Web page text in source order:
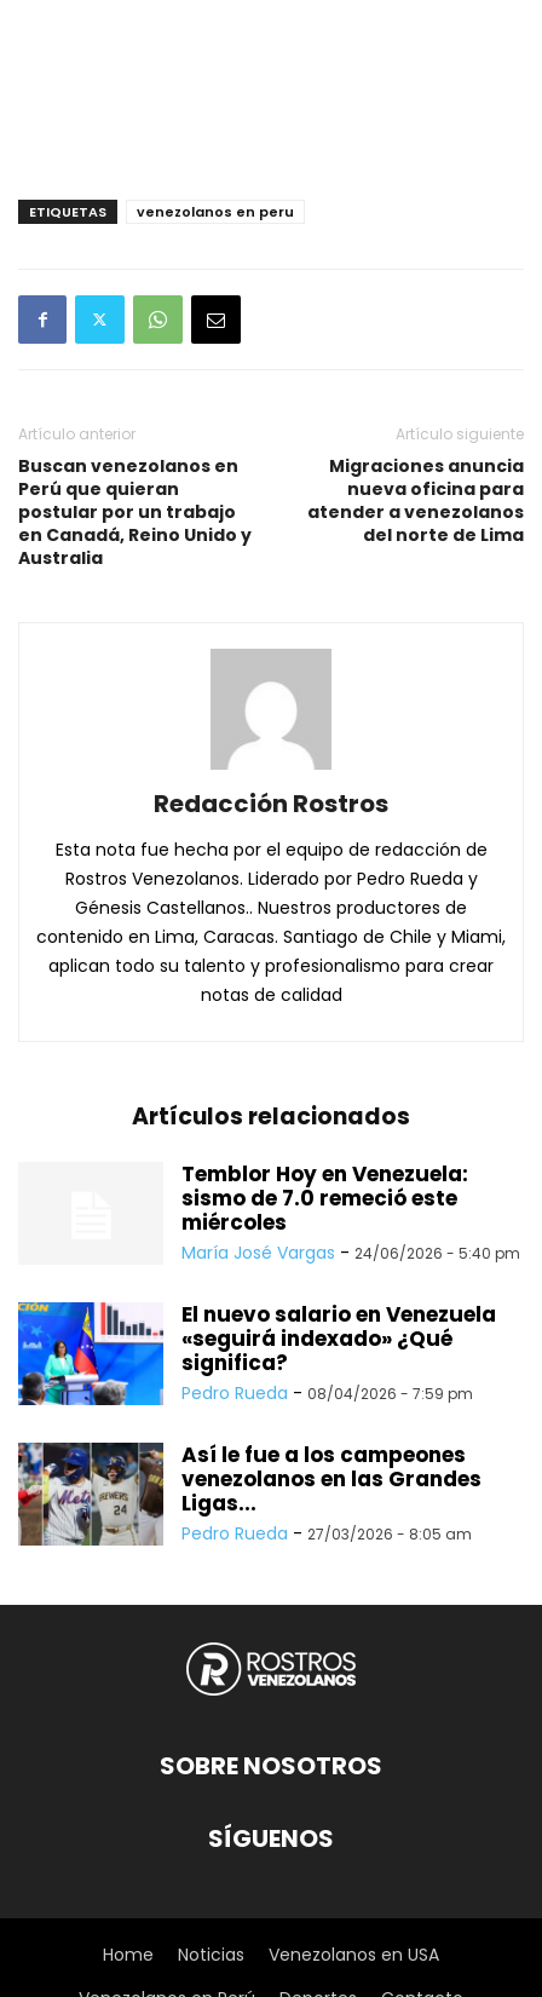
ETIQUETAS venezolanos en peru
Artículo anterior
Buscan venezolanos en
Perú que quieran
postular por un trabajo
en Canadá, Reino Unido y
Australia
Artículo siguiente
Migraciones anuncia
nueva oficina para
atender a venezolanos
del norte de Lima
Redacción Rostros
Esta nota fue hecha por el equipo de redacción de
Rostros Venezolanos. Liderado por Pedro Rueda y
Génesis Castellanos.. Nuestros productores de
contenido en Lima, Caracas. Santiago de Chile y Miami,
aplican todo su talento y profesionalismo para crear
notas de calidad
Artículos relacionados
Temblor Hoy en Venezuela:
sismo de 7.0 remeció este
miércoles
María José Vargas - 24/06/2026 - 5:40 pm
El nuevo salario en Venezuela
«seguirá indexado» ¿Qué
significa?
Pedro Rueda - 08/04/2026 - 7:59 pm
Así le fue a los campeones
venezolanos en las Grandes
Ligas...
Pedro Rueda - 27/03/2026 - 8:05 am
SOBRE NOSOTROS
SÍGUENOS
Home Noticias
Venezolanos en USA